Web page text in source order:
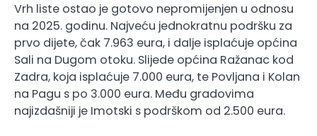
Vrh liste ostao je gotovo nepromijenjen u odnosu
na 2025. godinu. Najveću jednokratnu podršku za
prvo dijete, čak 7.963 eura, i dalje isplaćuje općina
Sali na Dugom otoku. Slijede općina Ražanac kod
Zadra, koja isplaćuje 7.000 eura, te Povljana i Kolan
na Pagu s po 3.000 eura. Među gradovima
najizdašniji je Imotski s podrškom od 2.500 eura.